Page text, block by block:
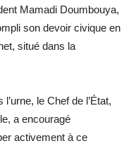
Mamadi Doumbouya,
son devoir civique en
situé dans la
le Chef de l’État,
a encouragé
activement à ce